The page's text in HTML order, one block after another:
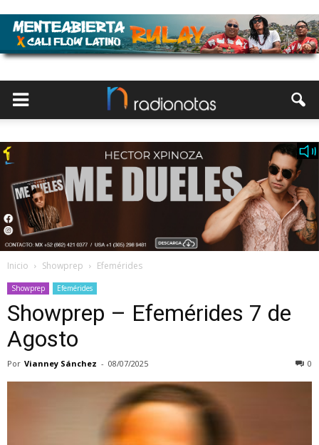
Inicio Showprep Efemérides
Showprep Efemérides
Showprep – Efemérides 7 de
Agosto
Por Vianney Sánchez - 08/07/2025 0